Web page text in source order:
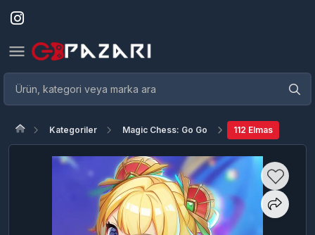
Kategoriler Magic Chess: Go Go 112 Elmas